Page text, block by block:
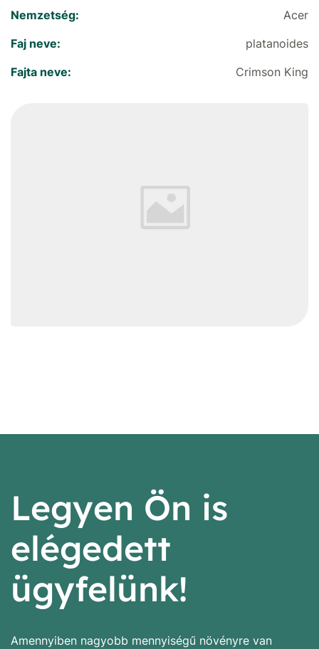
Nemzetség:
Acer
Faj neve:
platanoides
Fajta neve:
Crimson King
Legyen Ön is
elégedett
ügyfelünk!
Amennyiben nagyobb mennyiségű növényre van